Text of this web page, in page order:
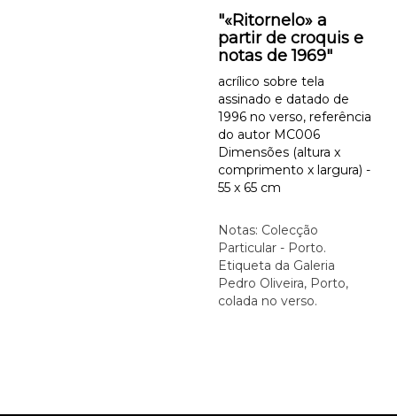
"«Ritornelo» a
partir de croquis e
notas de 1969"
acrílico sobre tela
assinado e datado de
1996 no verso, referência
do autor MC006
Dimensões (altura x
comprimento x largura) -
55 x 65 cm
Notas: Colecção
Particular - Porto.
Etiqueta da Galeria
Pedro Oliveira, Porto,
colada no verso.